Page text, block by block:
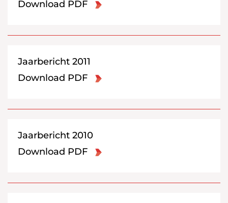
Download PDF
Jaarbericht 2011
Download PDF
Jaarbericht 2010
Download PDF